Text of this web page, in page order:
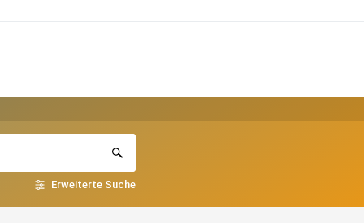
Erweiterte Suche